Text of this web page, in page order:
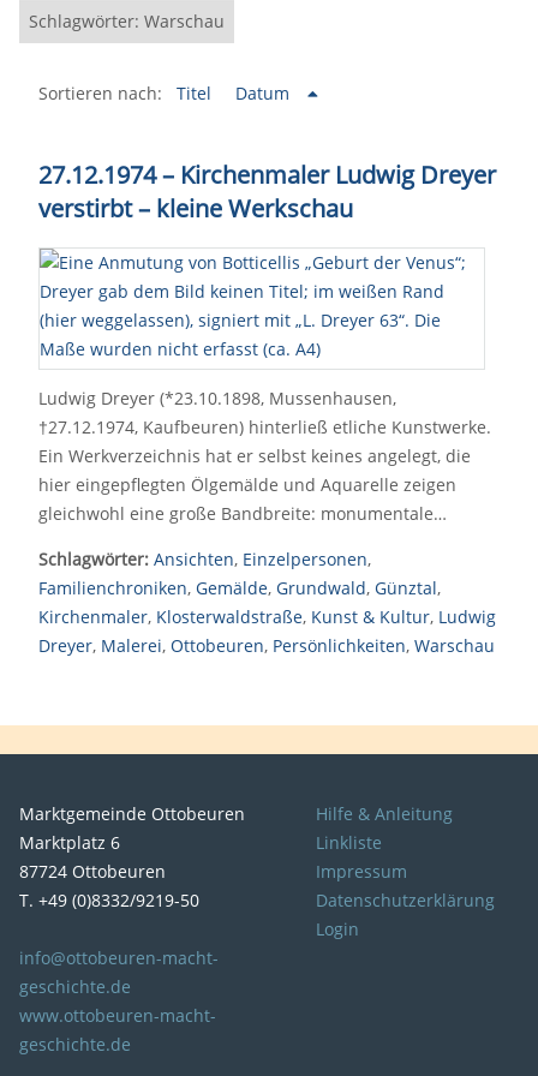
Schlagwörter: Warschau
Sortieren nach: Titel Datum
27.12.1974 – Kirchenmaler Ludwig Dreyer
verstirbt– kleine Werkschau
Ludwig Dreyer (*23.10.1898, Mussenhausen,
†27.12.1974, Kaufbeuren) hinterließ etliche Kunstwerke.
Ein Werkverzeichnis hat er selbst keines angelegt, die
hier eingepflegten Ölgemälde und Aquarelle zeigen
gleichwohl eine große Bandbreite: monumentale…
Schlagwörter: Ansichten, Einzelpersonen,
Familienchroniken, Gemälde, Grundwald, Günztal,
Kirchenmaler, Klosterwaldstraße, Kunst & Kultur, Ludwig
Dreyer, Malerei, Ottobeuren, Persönlichkeiten, Warschau
Marktgemeinde Ottobeuren
Marktplatz 6
87724 Ottobeuren
T. +49 (0)8332/9219-50
info@ottobeuren-macht-
geschichte.de
www.ottobeuren-macht-
geschichte.de
Hilfe & Anleitung
Linkliste
Impressum
Datenschutzerklärung
Login